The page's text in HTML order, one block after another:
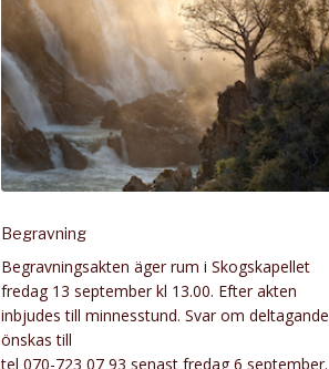
Begravning
Begravningsakten äger rum i Skogskapellet
fredag 13 september kl 13.00. Efter akten
inbjudes till minnesstund. Svar om deltagande
önskas till
tel 070-723 07 93 senast fredag 6 september.